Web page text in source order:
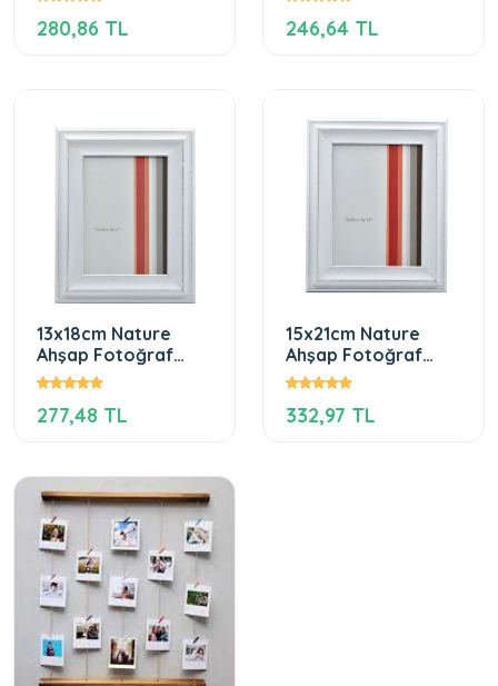
280,86 TL 246,64 TL
13x18cm Nature
Ahşap Fotoğraf
Çerçevesi
277,48 TL
15x21cm Nature
Ahşap Fotoğraf
Çerçevesi
332,97 TL